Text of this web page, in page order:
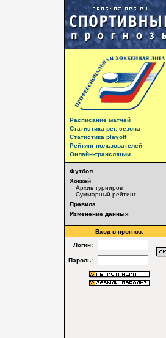
Расписание матчей
Статистика рег. сезона
Статистика playoff
Рейтинг пользователей
Онлайн-трансляции
Футбол
Хоккей
Архив турниров
Суммарный рейтинг
Правила
Изменение данных
Вход в прогноз:
Логин:
Пароль: